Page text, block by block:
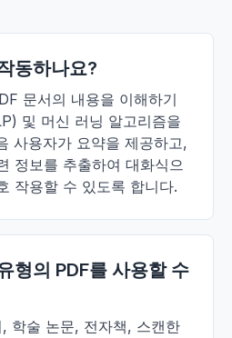
동하나요?
문서의 내용을 이해하기
및 머신 러닝 알고리즘을
사용자가 요약을 제공하고,
정보를 추출하여 대화식으
작용할 수 있도록 합니다.
형의 PDF를 사용할 수
학술 논문, 전자책, 스캔한